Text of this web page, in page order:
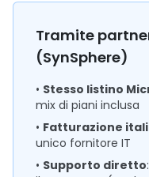
Tramite
(SynSphere)
• Stesso listino
mix di piani inclusa
• Fatturazione
unico fornitore IT
• Supporto diretto